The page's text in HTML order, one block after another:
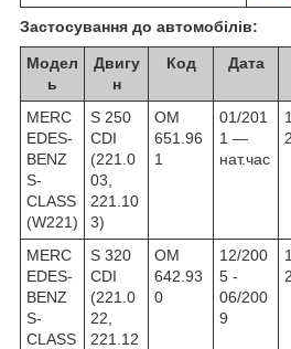
Застосування до автомобілів:
Модел
ь
Двигу
н
Код Дата
MERC
EDES-
BENZ
S-
CLASS
(W221)
S 250
CDI
(221.0
03,
221.10
3)
OM
651.96
1
01/201
1 —
нат.час
MERC
EDES-
BENZ
S-
CLASS
S 320
CDI
(221.0
22,
221.12
OM
642.93
0
12/200
5 -
06/200
9